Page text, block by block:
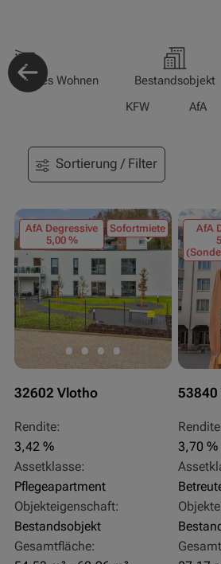
Wohnen Bestandsobjekt
KFW
AfA
Sortierung / Filter
AfA Degressive
5,00 %
Sofortmiete
32602 Vlotho
Rendite:
3,42 %
Assetklasse:
Pflegeapartment
Objekteigenschaft:
Bestandsobjekt
Gesamtfläche:
AfA
53840
3,70 %